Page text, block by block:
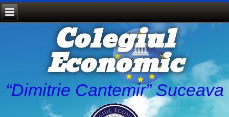
Colegiul
Economic
“Dimitrie Cantemir” Suceava